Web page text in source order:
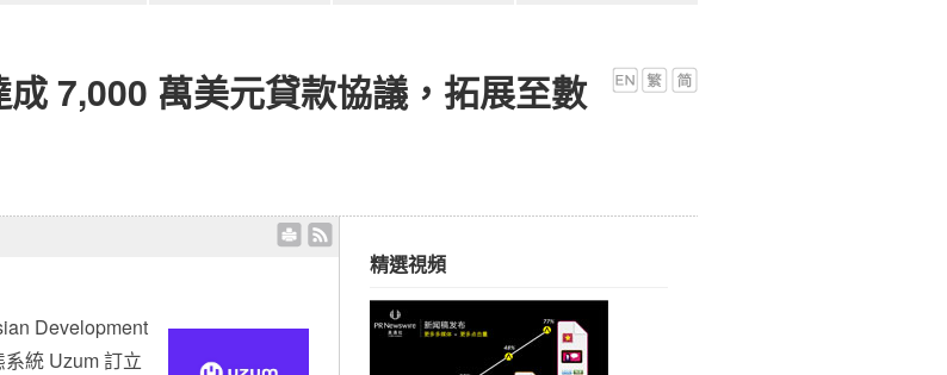
7,000 萬美元貸款協議，拓展至數
Development
統 Uzum 訂立
精選視頻